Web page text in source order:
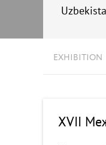
EXHIBITION
XVII